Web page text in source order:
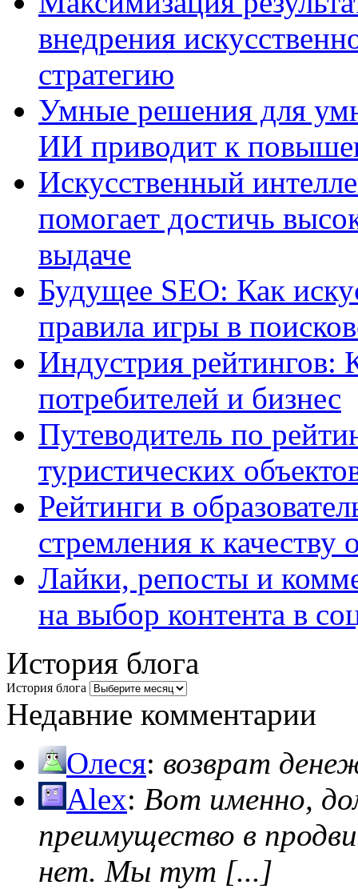
внедрения
стратегию
Умные решения для
ИИ приводит к
Искусственный
помогает достичь
выдаче
Будущее SEO: Как
правила игры в
Индустрия рейтингов:
потребителей и бизнес
Путеводитель по
туристических
Рейтинги в
стремления к качеству
Лайки, репосты и
на выбор контента в
История блога
История блога
Недавние комментарии
Олеся: возврат
Alex: Вот именно,
преимущество в
нет. Мы тут [...]